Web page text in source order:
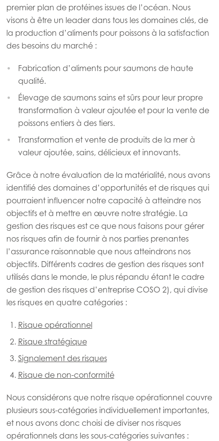
premier plan de protéines issues de l’océan. Nous
visons à être un leader dans tous les domaines clés, de
la production d’aliments pour poissons à la satisfaction
des besoins du marché :
Fabrication d’aliments pour saumons de haute
qualité.
Élevage de saumons sains et sûrs pour leur propre
transformation à valeur ajoutée et pour la vente de
poissons entiers à des tiers.
Transformation et vente de produits de la mer à
valeur ajoutée, sains, délicieux et innovants.
Grâce à notre évaluation de la matérialité, nous avons
identifié des domaines d’opportunités et de risques qui
pourraient influencer notre capacité à atteindre nos
objectifs et à mettre en œuvre notre stratégie. La
gestion des risques est ce que nous faisons pour gérer
nos risques afin de fournir à nos parties prenantes
l’assurance raisonnable que nous atteindrons nos
objectifs. Différents cadres de gestion des risques sont
utilisés dans le monde, le plus répandu étant le cadre
de gestion des risques d’entreprise COSO 2), qui divise
les risques en quatre catégories :
Risque opérationnel
Risque stratégique
Signalement des risques
Risque de non-conformité
Nous considérons que notre risque opérationnel couvre
plusieurs sous-catégories individuellement importantes,
et nous avons donc choisi de diviser nos risques
opérationnels dans les sous-catégories suivantes :